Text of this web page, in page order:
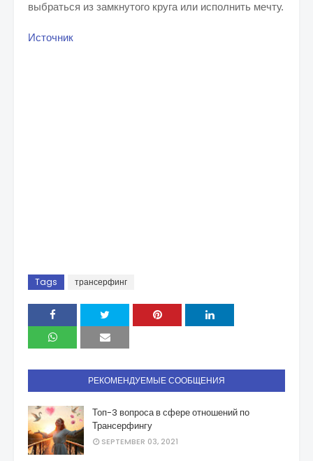
выбраться из замкнутого круга или исполнить мечту.
Источник
Tags трансерфинг
РЕКОМЕНДУЕМЫЕ СООБЩЕНИЯ
Топ-3 вопроса в сфере отношений по
Трансерфингу
SEPTEMBER 03, 2021